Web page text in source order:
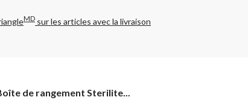
MD sur les articles avec la livraison
de rangement Sterilite...